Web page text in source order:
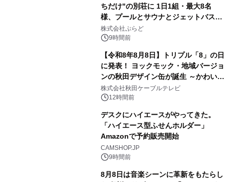
ちだけ"の別荘に 1日1組・最大8名
様、プールとサウナとジェットバス付
きで Villa Mon Temps AWAJIの連泊
素泊りプラン
株式会社ぷらど
9時間前
【令和8年8月8日】トリプル「8」の日
に発表！ ヨックモック・地域バージョ
ンの秋田デザイン缶が誕生 ～かわいい
秋田犬の子犬と秋田の四季と名所を巡
るパッケージ～ 9月1日(火)秋田県内で
株式会社秋田ケーブルテレビ
12時間前
デスクにハイエースがやってきた。
「ハイエース型ふせんホルダー」
Amazonで予約販売開始
CAMSHOP.JP
9時間前
8月8日は音楽シーンに革新をもたらし